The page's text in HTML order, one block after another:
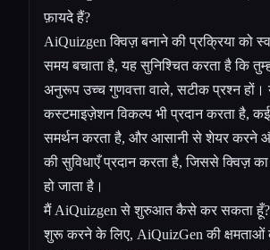
फ़ायदे हैं?
AiQuizgen क्विज़ बनाने की प्रक्रिया को
समय बचाता है, यह सुनिश्चित करता है कि
अनुरूप उच्च गुणवत्ता वाले, सटीक प्रश्न हों।
कस्टमाइज़ेशन विकल्प भी प्रदान करता है,
समर्थन करता है, और आसानी से शेयर करने
की सुविधाएँ प्रदान करता है, जिससे क्विज़
हो जाता है।
मैं AiQuizgen से शुरुआत कैसे कर सकता हूँ?
शुरू करने के लिए, AiQuizGen की